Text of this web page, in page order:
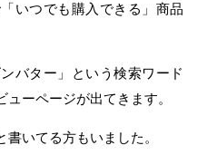
いつでも購入できる」商品
バター」という検索ワード
ーページが出てきます。
書いてる方もいました。